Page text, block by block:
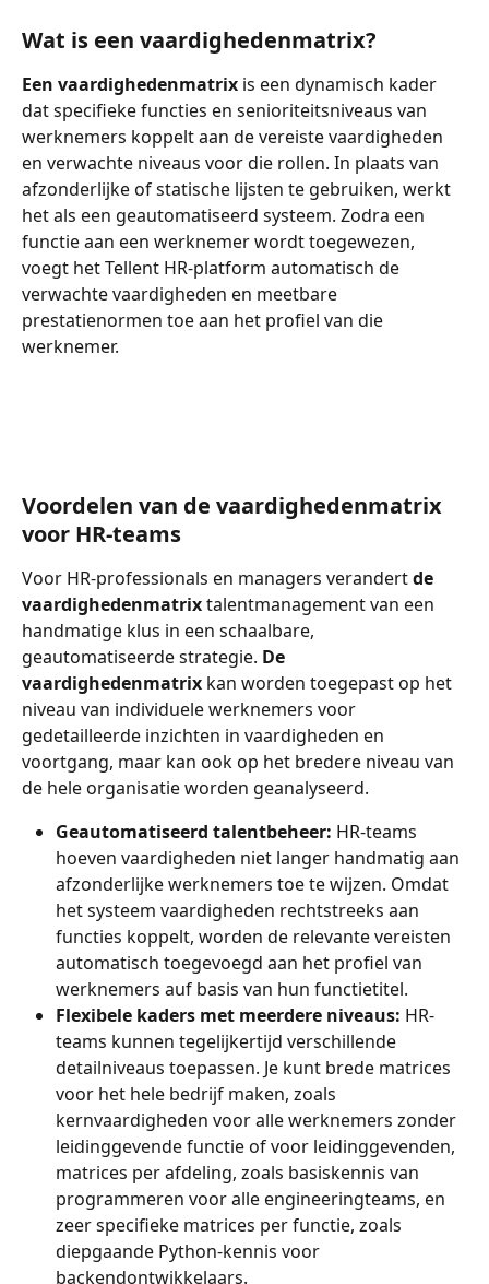
Wat is een vaardighedenmatrix?
Een vaardighedenmatrix is een dynamisch kader
dat specifieke functies en senioriteitsniveaus van
werknemers koppelt aan de vereiste vaardigheden
en verwachte niveaus voor die rollen. In plaats van
afzonderlijke of statische lijsten te gebruiken, werkt
het als een geautomatiseerd systeem. Zodra een
functie aan een werknemer wordt toegewezen,
voegt het Tellent HR-platform automatisch de
verwachte vaardigheden en meetbare
prestatienormen toe aan het profiel van die
werknemer.
Voordelen van de vaardighedenmatrix
voor HR-teams
Voor HR-professionals en managers verandert de
vaardighedenmatrix talentmanagement van een
handmatige klus in een schaalbare,
geautomatiseerde strategie. De
vaardighedenmatrix kan worden toegepast op het
niveau van individuele werknemers voor
gedetailleerde inzichten in vaardigheden en
voortgang, maar kan ook op het bredere niveau van
de hele organisatie worden geanalyseerd.
Geautomatiseerd talentbeheer: HR-teams
hoeven vaardigheden niet langer handmatig aan
afzonderlijke werknemers toe te wijzen. Omdat
het systeem vaardigheden rechtstreeks aan
functies koppelt, worden de relevante vereisten
automatisch toegevoegd aan het profiel van
werknemers auf basis van hun functietitel.
Flexibele kaders met meerdere niveaus: HR-
teams kunnen tegelijkertijd verschillende
detailniveaus toepassen. Je kunt brede matrices
voor het hele bedrijf maken, zoals
kernvaardigheden voor alle werknemers zonder
leidinggevende functie of voor leidinggevenden,
matrices per afdeling, zoals basiskennis van
programmeren voor alle engineeringteams, en
zeer specifieke matrices per functie, zoals
diepgaande Python-kennis voor
backendontwikkelaars.